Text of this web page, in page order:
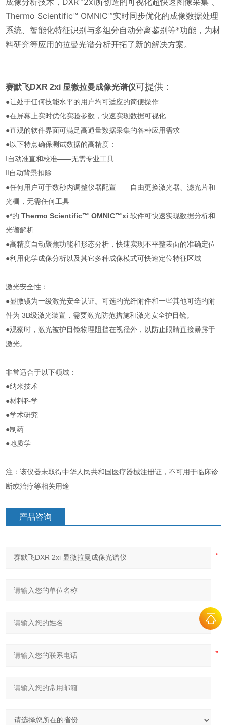
Thermo Scientific™ OMNIC™实时同步优化的成像数据处理
系统、智能化特征识别与多组分自动分离鉴别等*功能，为材
料研究等应用的拉曼光谱分析开拓了新的解决方案。
赛默飞DXR 2xi 显微拉曼成像光谱仪可提供：
●让处于任何技能水平的用户均可适应的简便操作
●在屏幕上实时优化实验参数，快速实现数据可视化
●直观的软件界面可满足高通量数据采集的各种应用需求
●以下特点确保测试数据的高精度：
Ⅰ自动准直和校准——无需专业工具
Ⅱ自动背景扣除
●任何用户可于数秒内调整仪器配置——自由更换激光器、滤光片和
光栅，无需任何工具
●*的Thermo Scientific™ OMNIC™xi 软件可快速实现数据分析和
光谱解析
●高精度自动聚焦功能和形态分析，快速实现不平整表面的准确定位
●利用化学成像分析以及其它多种成像模式可快速定位特征区域
激光安全性：
●显微镜为一级激光安全认证。可选的光纤附件和一些其他可选的附
件为 3B级激光装置，需要激光防范措施和激光安全护目镜。
●观察时，激光被护目镜物理阻挡在视径外，以防止眼睛直接暴露于
激光。
非常适合于以下领域：
●纳米技术
●材料科学
●学术研究
●制药
●地质学
注：该仪器未取得中华人民共和国医疗器械注册证，不可用于临床诊
断或治疗等相关用途
产品咨询